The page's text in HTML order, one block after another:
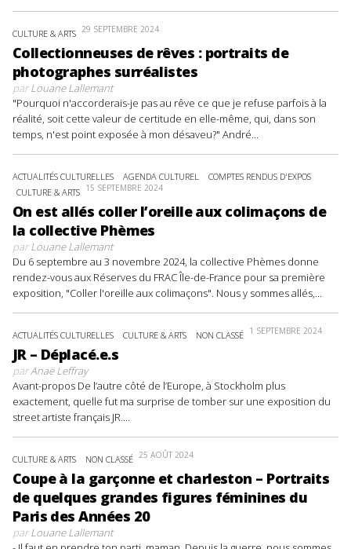
CULTURE & ARTS 29 SEPTEMBRE 2024
Collectionneuses de rêves : portraits de
photographes surréalistes
parLouane Lallemant
"Pourquoi n'accorderais-je pas au rêve ce que je refuse parfois à la
réalité, soit cette valeur de certitude en elle-même, qui, dans son
temps, n'est point exposée à mon désaveu?" André...
ACTUALITÉS CULTURELLES AGENDA CULTUREL
COMPTES RENDUS D'EXPOS
CULTURE & ARTS 15 SEPTEMBRE 2024
On est allés coller l’oreille aux colimaçons de
la collective Phèmes
parLouane Lallemant
Du 6 septembre au 3 novembre 2024, la collective Phèmes donne
rendez-vous aux Réserves du FRAC Île-de-France pour sa première
exposition, "Coller l'oreille aux colimaçons". Nous y sommes allés,...
ACTUALITÉS CULTURELLES CULTURE & ARTS NON CLASSÉ 1 SEPTEMBRE 2024
JR – Déplacé.e.s
parAnaë Leffray
Avant-propos De l’autre côté de l’Europe, à Stockholm plus
exactement, quelle fut ma surprise de tomber sur une exposition du
street artiste français JR....
CULTURE & ARTS NON CLASSÉ 25 AOÛT 2024
Coupe à la garçonne et charleston – Portraits
de quelques grandes figures féminines du
Paris des Années 20
parLouane Lallemant